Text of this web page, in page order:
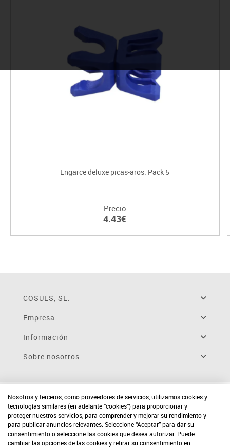
Engarce deluxe picas-aros. Pack 5
Precio
4.43€
COSUES, SL.
Empresa
Información
Sobre nosotros
Nosotros y terceros, como proveedores de servicios, utilizamos cookies y
tecnologías similares (en adelante “cookies”) para proporcionar y
proteger nuestros servicios, para comprender y mejorar su rendimiento y
para publicar anuncios relevantes. Seleccione “Aceptar” para dar su
consentimiento o seleccione las cookies que desea autorizar. Puede
cambiar las opciones de las cookies y retirar su consentimiento en